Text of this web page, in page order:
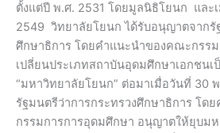
ตั้งแต่ปี พ.ศ. 2531 โดยมูลนิธิโยนก และ
2549 วิทยาลัยโยนก ได้รับอนุญาตจากรั
ศึกษาธิการ โดยคำแนะนำของคณะกรร
เปลี่ยนประเภทสถาบันอุดมศึกษาเอกชน
“มหาวิทยาลัยโยนก” ต่อมาเมื่อวันที่ 30
รัฐมนตรีว่าการกระทรวงศึกษาธิการ โด
กรรมการการอุดมศึกษา อนุญาตให้ยุบม